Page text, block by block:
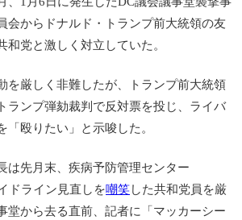
会からドナルド・トランプ前大統領の友
和党と激しく対立していた。
を厳しく非難したが、トランプ前大統領
ランプ弾劾裁判で反対票を投じ、ライバ
「殴りたい」と示唆した。
は先月末、疾病予防管理センター
ドライン見直しを嘲笑した共和党員を厳
堂から去る直前、記者に「マッカーシー